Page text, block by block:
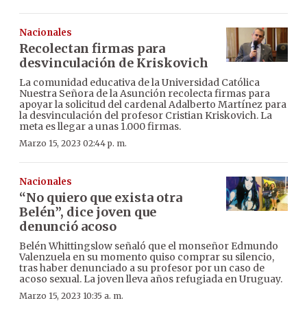
Nacionales
Recolectan firmas para
desvinculación de Kriskovich
La comunidad educativa de la Universidad Católica
Nuestra Señora de la Asunción recolecta firmas para
apoyar la solicitud del cardenal Adalberto Martínez para
la desvinculación del profesor Cristian Kriskovich. La
meta es llegar a unas 1.000 firmas.
Marzo 15, 2023 02:44 p. m.
Nacionales
“No quiero que exista otra
Belén”, dice joven que
denunció acoso
Belén Whittingslow señaló que el monseñor Edmundo
Valenzuela en su momento quiso comprar su silencio,
tras haber denunciado a su profesor por un caso de
acoso sexual. La joven lleva años refugiada en Uruguay.
Marzo 15, 2023 10:35 a. m.